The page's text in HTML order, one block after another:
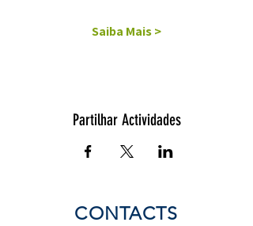
Saiba Mais >
Partilhar Actividades
CONTACTS